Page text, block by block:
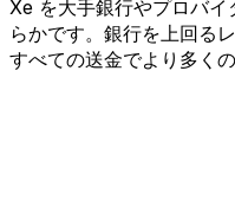
Xe を大手銀行やプロバ
らかです。銀行を上回る
すべての送金でより多く